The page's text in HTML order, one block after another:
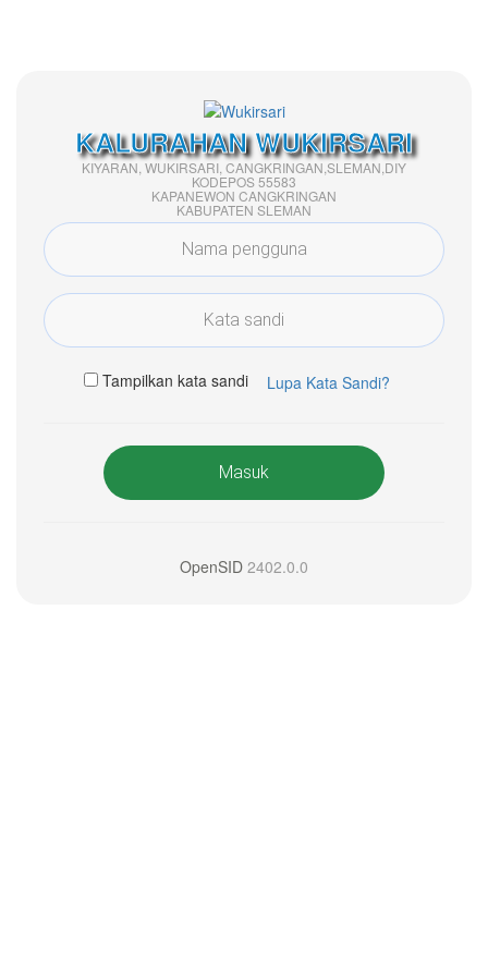
KALURAHAN WUKIRSARI
KIYARAN, WUKIRSARI, CANGKRINGAN,SLEMAN,DIY
KODEPOS 55583
KAPANEWON CANGKRINGAN
KABUPATEN SLEMAN
Tampilkan kata sandi Lupa Kata Sandi?
Masuk
OpenSID 2402.0.0